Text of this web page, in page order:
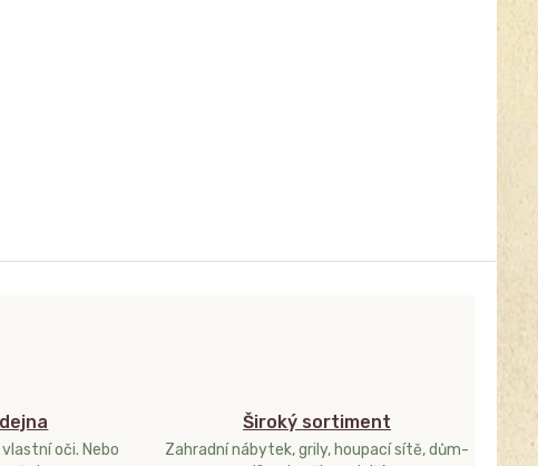
oči. Nebo
Široký sortiment
Zahradní nábytek, grily, houpací sítě, dům-